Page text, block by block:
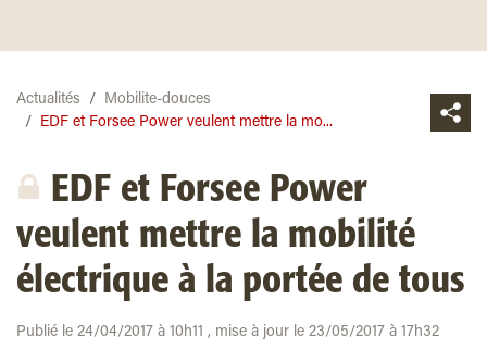
Actualités
Mobilite-douces
EDF et Forsee Power veulent mettre la mo...
EDF et Forsee Power
veulent mettre la mobilité
électrique à la portée de tous
Publié le 24/04/2017 à 10h11 , mise à jour le 23/05/2017 à 17h32